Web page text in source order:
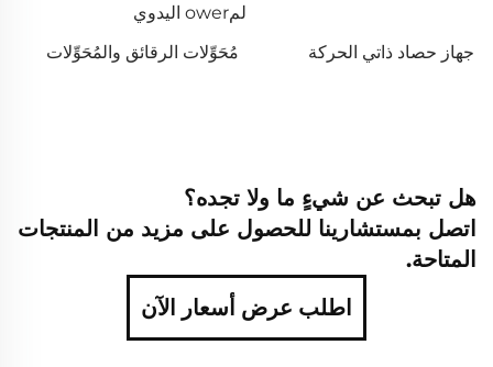
لمower اليدوي
جهاز حصاد ذاتي الحركة
مُحَوِّلات الرقائق والمُحَوِّلات
هل تبحث عن شيءٍ ما ولا تجده؟
اتصل بمستشارينا للحصول على مزيد من المنتجات
المتاحة.
اطلب عرض أسعار الآن